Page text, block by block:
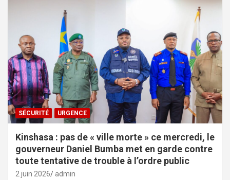
SÉCURITÉ URGENCE
Kinshasa : pas de « ville morte » ce mercredi, le
gouverneur Daniel Bumba met en garde contre
toute tentative de trouble à l’ordre public
2 juin 2026 admin